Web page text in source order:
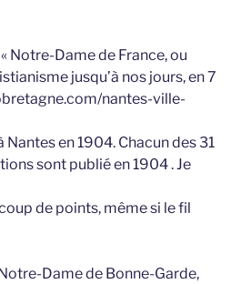
Notre-Dame de France, ou
jusqu’à nos jours, en 7
nantes-ville-
en 1904. Chacun des 31
sont publié en 1904 . Je
de points, même si le fil
Dame de Bonne-Garde,